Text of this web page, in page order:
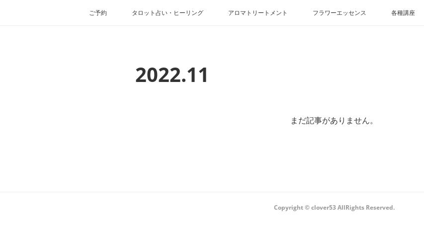
ご予約 タロット占い・ヒーリング アロマトリートメント フラワーエッセンス 各種講座
2022.11
まだ記事がありません。
Copyright ©︎ clover53 AllRights Reserved.